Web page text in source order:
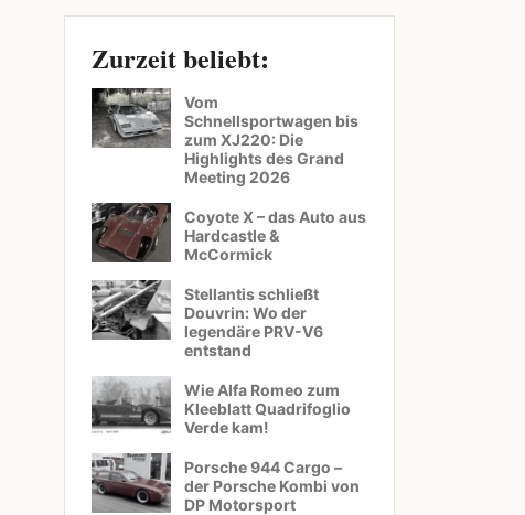
Zurzeit beliebt:
Vom
Schnellsportwagen bis
zum XJ220: Die
Highlights des Grand
Meeting 2026
Coyote X – das Auto aus
Hardcastle &
McCormick
Stellantis schließt
Douvrin: Wo der
legendäre PRV-V6
entstand
Wie Alfa Romeo zum
Kleeblatt Quadrifoglio
Verde kam!
Porsche 944 Cargo –
der Porsche Kombi von
DP Motorsport